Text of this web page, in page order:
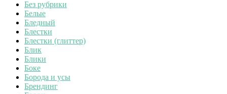
Без рубрики
Белые
Бледный
Блестки
Блестки (глиттер)
Блик
Блики
Боке
Борода и усы
Брендинг